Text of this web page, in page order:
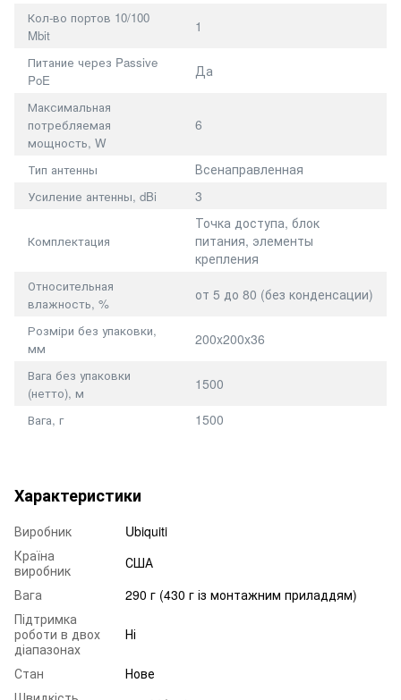
Кол-во портов 10/100
Mbit
1
Питание через Passive
PoE
Да
Максимальная
потребляемая
мощность, W
6
Тип антенны Всенаправленная
Усиление антенны, dBi 3
Комплектация
Точка доступа, блок
питания, элементы
крепления
Относительная
влажность, %
от 5 до 80 (без конденсации)
Розміри без упаковки,
мм
200x200x36
Вага без упаковки
(нетто), м
1500
Вага, г 1500
Характеристики
Виробник
Ubiquiti
Країна
виробник
США
Вага
290 г (430 г із монтажним приладдям)
Підтримка
роботи в двох
діапазонах
Ні
Стан
Нове